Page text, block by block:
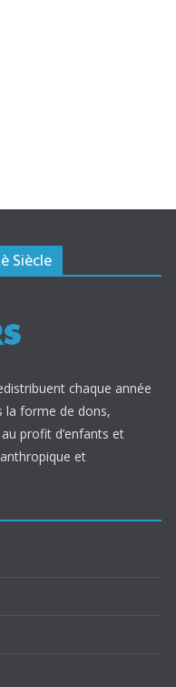
Siècle
chaque année
la forme de dons,
profit d’enfants et
et